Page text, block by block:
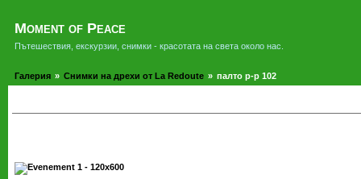
Moment of Peace
Пътешествия, екскурзии, снимки - красотата на света около нас.
Галерия » Снимки на дрехи от La Redoute » палто р-р 102